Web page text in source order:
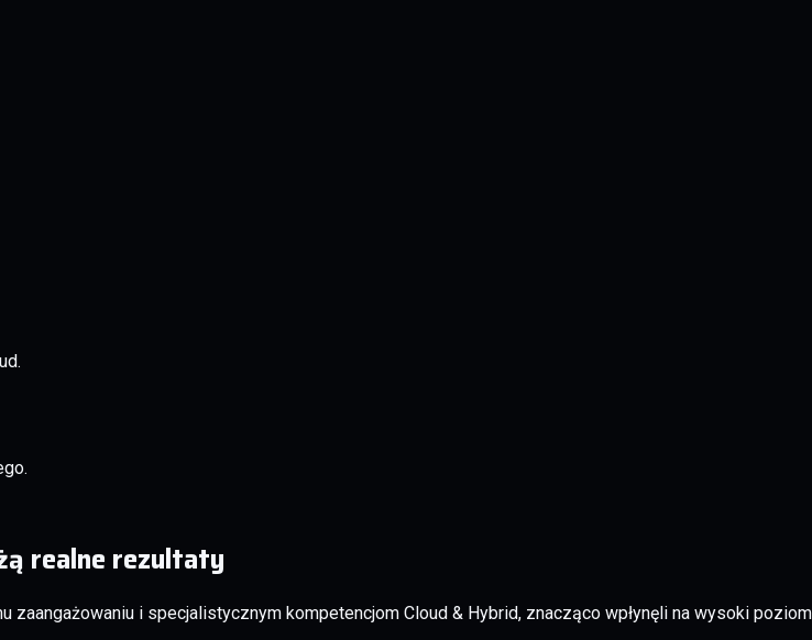
realne rezultaty
i specjalistycznym kompetencjom Cloud & Hybrid, znacząco wpłynęli na wysoki poziom